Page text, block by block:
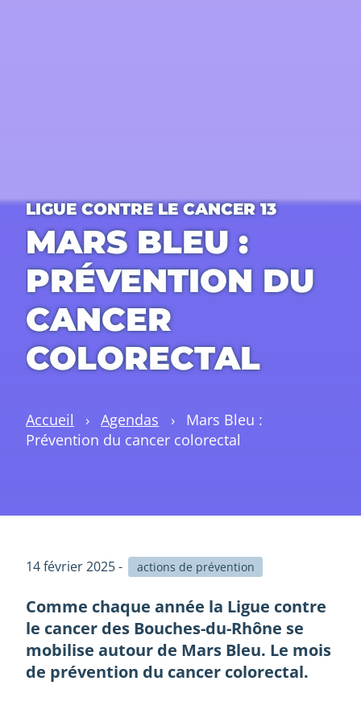
LIGUE CONTRE LE CANCER 13
MARS BLEU :
PRÉVENTION DU
CANCER
COLORECTAL
Accueil › Agendas › Mars Bleu :
Prévention du cancer colorectal
14 février 2025 - actions de prévention
Comme chaque année la Ligue contre
le cancer des Bouches-du-Rhône se
mobilise autour de Mars Bleu. Le mois
de prévention du cancer colorectal.